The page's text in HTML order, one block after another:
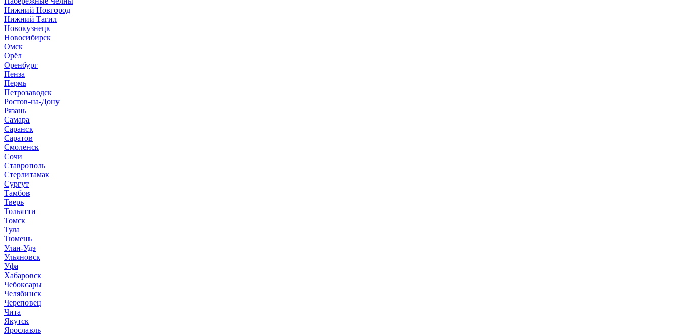
Нижний Новгород
Нижний Тагил
Новокузнецк
Новосибирск
Омск
Орёл
Оренбург
Пенза
Пермь
Петрозаводск
Ростов-на-Дону
Рязань
Самара
Саранск
Саратов
Смоленск
Сочи
Ставрополь
Стерлитамак
Сургут
Тамбов
Тверь
Тольятти
Томск
Тула
Тюмень
Улан-Удэ
Ульяновск
Уфа
Хабаровск
Чебоксары
Челябинск
Череповец
Чита
Якутск
Ярославль